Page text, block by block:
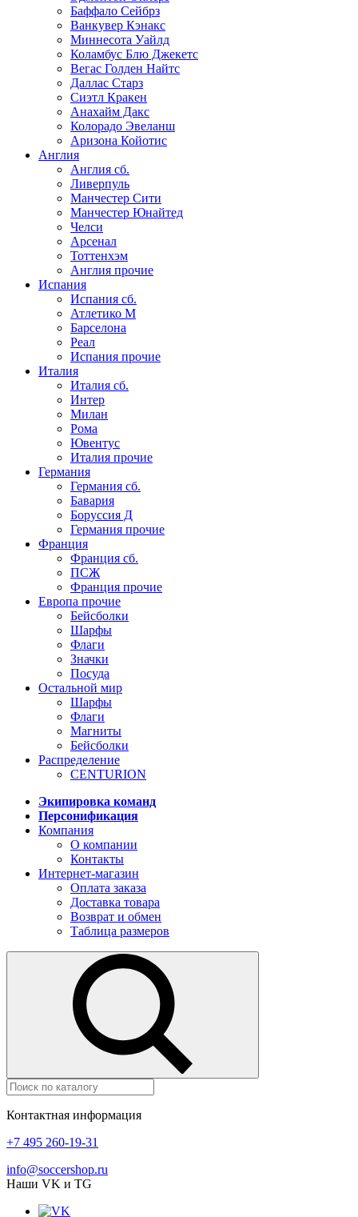
Баффало Сейбрз
Ванкувер Кэнакс
Миннесота Уайлд
Коламбус Блю Джекетс
Вегас Голден Найтс
Даллас Старз
Сиэтл Кракен
Анахайм Дакс
Колорадо Эвеланш
Аризона Койотис
Англия
Англия сб.
Ливерпуль
Манчестер Сити
Манчестер Юнайтед
Челси
Арсенал
Тоттенхэм
Англия прочие
Испания
Испания сб.
Атлетико М
Барселона
Реал
Испания прочие
Италия
Италия сб.
Интер
Милан
Рома
Ювентус
Италия прочие
Германия
Германия сб.
Бавария
Боруссия Д
Германия прочие
Франция
Франция сб.
ПСЖ
Франция прочие
Европа прочие
Бейсболки
Шарфы
Флаги
Значки
Посуда
Остальной мир
Шарфы
Флаги
Магниты
Бейсболки
Распределение
CENTURION
Экипировка команд
Персонификация
Компания
О компании
Контакты
Интернет-магазин
Оплата заказа
Доставка товара
Возврат и обмен
Таблица размеров
Контактная информация
+7 495 260-19-31
info@soccershop.ru
Наши VK и TG